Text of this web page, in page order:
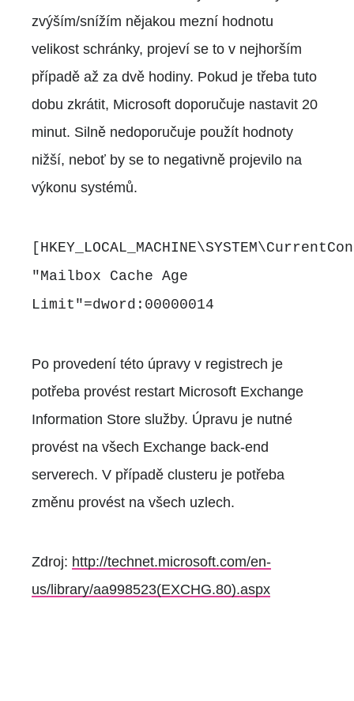
zvýším/snížím nějakou mezní hodnotu
velikost schránky, projeví se to v nejhorším
případě až za dvě hodiny. Pokud je třeba tuto
dobu zkrátit, Microsoft doporučuje nastavit 20
minut. Silně nedoporučuje použít hodnoty
nižší, neboť by se to negativně projevilo na
výkonu systémů.
"Mailbox Cache Age
Limit"=dword:00000014
Po provedení této úpravy v registrech je
potřeba provést restart Microsoft Exchange
Information Store služby. Úpravu je nutné
provést na všech Exchange back-end
serverech. V případě clusteru je potřeba
změnu provést na všech uzlech.
Zdroj: http://technet.microsoft.com/en-
us/library/aa998523(EXCHG.80).aspx